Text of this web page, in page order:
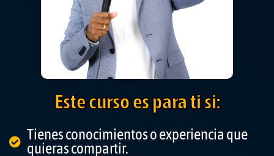
Este curso es para ti si:
Tienes conocimientos o experiencia que
quieras compartir.